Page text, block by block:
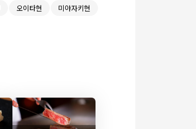
오이타현
미야자키현